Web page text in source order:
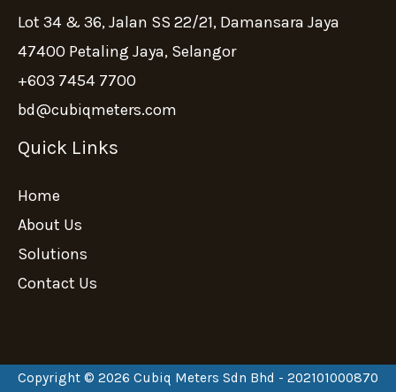
Lot 34 & 36, Jalan SS 22/21, Damansara Jaya
47400 Petaling Jaya, Selangor
+603 7454 7700
bd@cubiqmeters.com
Quick Links
Home
About Us
Solutions
Contact Us
Copyright © 2026 Cubiq Meters Sdn Bhd - 202101000870